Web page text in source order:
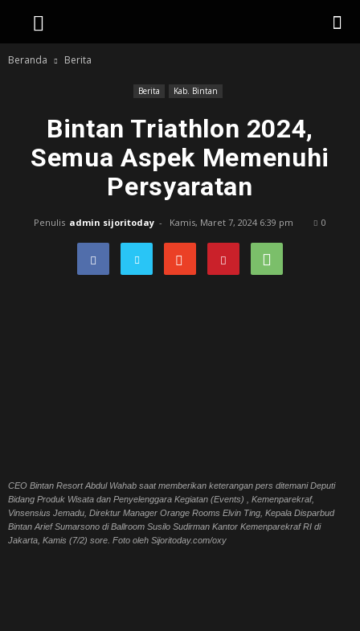
Beranda Berita
Berita Kab. Bintan
Bintan Triathlon 2024,
Semua Aspek Memenuhi
Persyaratan
Penulis admin sijoritoday - Kamis, Maret 7, 2024 6:39 pm 0
CEO Bintan Resort Abdul Wahab saat memberikan keterangan pers ditemani Deputi
Bidang Produk Wisata dan Penyelenggara Kegiatan (Events) , Kemenparekraf,
Vinsensius Jemadu, Direktur Manager Orange Rooms Elvin Ting, Kepala Disparbud
Bintan Arief Sumarsono di Ballroom Susilo Sudirman Kantor Kemenparekraf RI di
Jakarta, Kamis (7/2) sore. Foto oleh Sijoritoday.com/oxy